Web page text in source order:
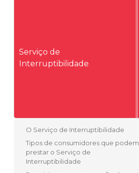
Serviço de
Interruptibilidade
O Serviço de Interruptibilidade
Tipos de consumidores que podem
prestar o Serviço de
Interruptibilidade